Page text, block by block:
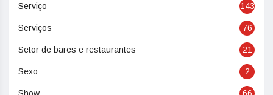
Serviço 143
Serviços 76
Setor de bares e restaurantes 21
Sexo 2